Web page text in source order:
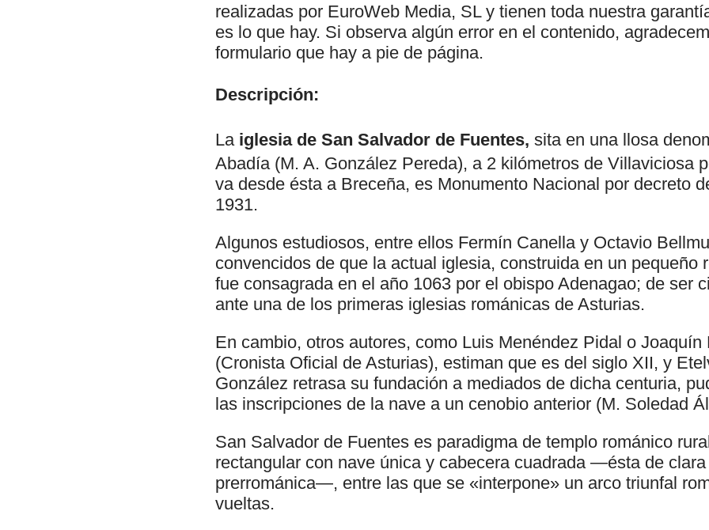
realizadas por EuroWeb Media, SL y tienen toda nuestra
es lo que hay. Si observa algún error en el contenido,
formulario que hay a pie de página.
Descripción:
La iglesia de San Salvador de Fuentes, sita en una llosa
Abadía (M. A. González Pereda), a 2 kilómetros de Villaviciosa
va desde ésta a Breceña, es Monumento Nacional por decreto
1931.
Algunos estudiosos, entre ellos Fermín Canella y Octavio
convencidos de que la actual iglesia, construida en un pequeño
fue consagrada en el año 1063 por el obispo Adenagao; de ser
ante una de los primeras iglesias románicas de Asturias.
En cambio, otros autores, como Luis Menéndez Pidal o Joaquín
(Cronista Oficial de Asturias), estiman que es del siglo XII, y
González retrasa su fundación a mediados de dicha centuria,
las inscripciones de la nave a un cenobio anterior (M. Soledad
San Salvador de Fuentes es paradigma de templo románico
rectangular con nave única y cabecera cuadrada —ésta de
prerrománica—, entre las que se «interpone» un arco triunfal
vueltas.